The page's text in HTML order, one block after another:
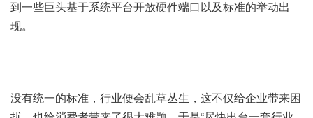
到一些巨头基于系统平台开放硬件端口以及标准的举动出
现。
没有统一的标准，行业便会乱草丛生，这不仅给企业带来困